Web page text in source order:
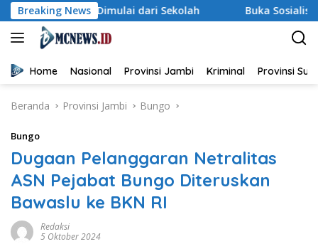
Langsung
ke
konten
Breaking News
Dimulai dari Sekolah Buka Sosialisasi Akbar
Home Nasional Provinsi Jambi Kriminal Provinsi
Beranda Provinsi Jambi Bungo
Bungo
Dugaan Pelanggaran Netralitas
ASN Pejabat Bungo Diteruskan
Bawaslu ke BKN RI
Redaksi
5 Oktober 2024